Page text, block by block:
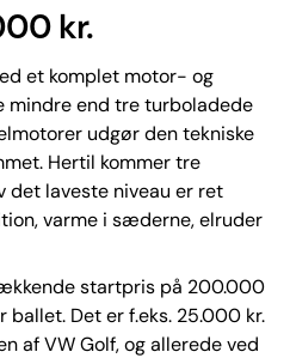
kr.
et komplet motor- og
mindre end tre turboladede
udgør den tekniske
Hertil kommer tre
det laveste niveau er ret
varme i sæderne, elruder
startpris på 200.000
ballet. Det er f.eks. 25.000 kr.
af VW Golf, og allerede ved